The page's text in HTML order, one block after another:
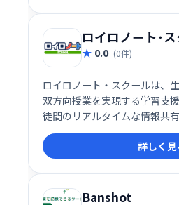
ロイロノート･
0.0 (0件)
ロイロノート・スクールは、
双方向授業を実現する学習支
徒間のリアルタイムな情報共
習を促進します。多様な学習
効果的な学びをサポートします
詳しく見
Banshot